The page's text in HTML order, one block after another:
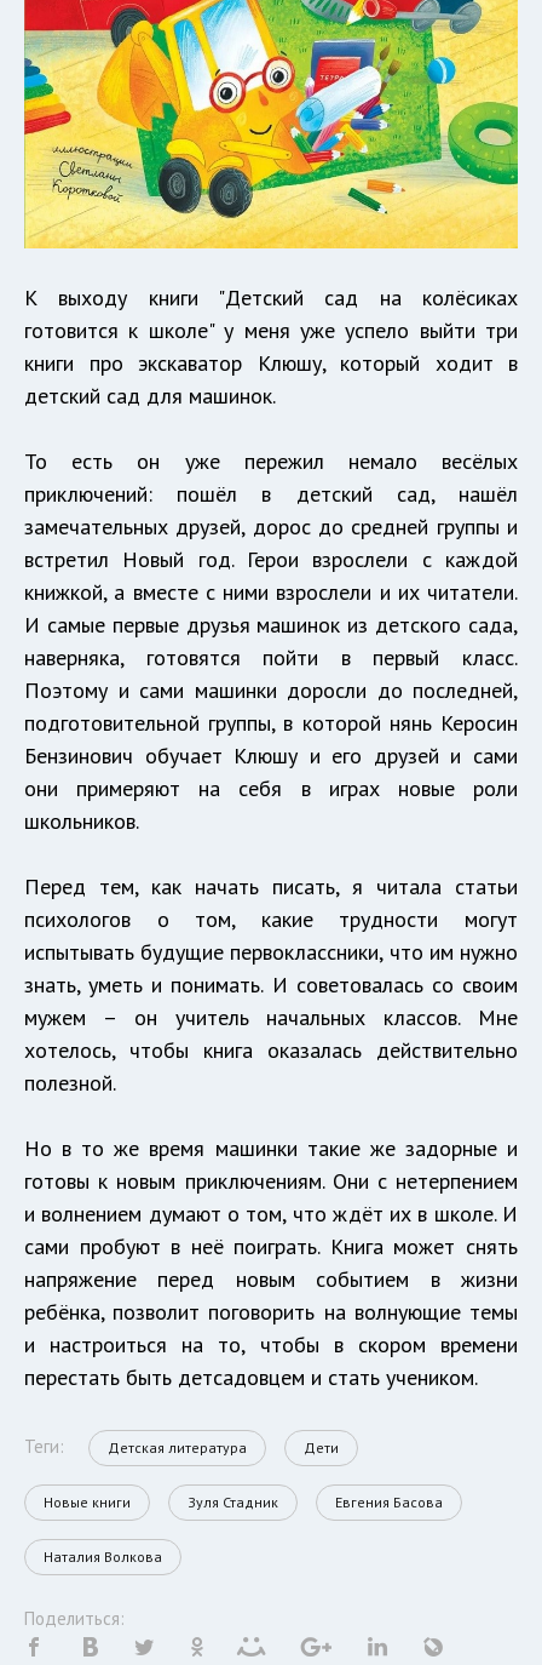
К выходу книги "Детский сад на колёсиках
готовится к школе" у меня уже успело выйти три
книги про экскаватор Клюшу, который ходит в
детский сад для машинок.
То есть он уже пережил немало весёлых
приключений: пошёл в детский сад, нашёл
замечательных друзей, дорос до средней группы и
встретил Новый год. Герои взрослели с каждой
книжкой, а вместе с ними взрослели и их читатели.
И самые первые друзья машинок из детского сада,
наверняка, готовятся пойти в первый класс.
Поэтому и сами машинки доросли до последней,
подготовительной группы, в которой нянь Керосин
Бензинович обучает Клюшу и его друзей и сами
они примеряют на себя в играх новые роли
школьников.
Перед тем, как начать писать, я читала статьи
психологов о том, какие трудности могут
испытывать будущие первоклассники, что им нужно
знать, уметь и понимать. И советовалась со своим
мужем – он учитель начальных классов. Мне
хотелось, чтобы книга оказалась действительно
полезной.
Но в то же время машинки такие же задорные и
готовы к новым приключениям. Они с нетерпением
и волнением думают о том, что ждёт их в школе. И
сами пробуют в неё поиграть. Книга может снять
напряжение перед новым событием в жизни
ребёнка, позволит поговорить на волнующие темы
и настроиться на то, чтобы в скором времени
перестать быть детсадовцем и стать учеником.
Теги: Детская литература Дети
Новые книги Зуля Стадник Евгения Басова
Наталия Волкова
Поделиться: